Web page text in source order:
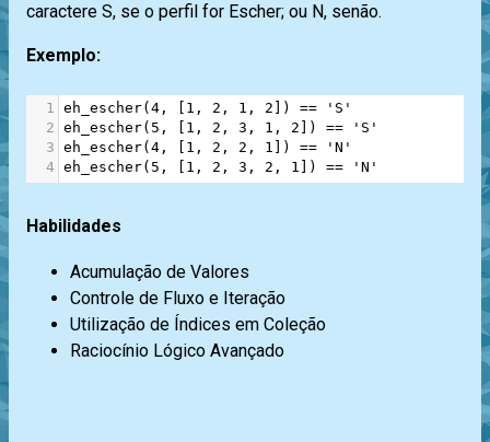
caractere S, se o perfil for Escher; ou N, senão.
Exemplo:
1 eh_escher( 4 , [ 1 , 2 , 1 , 2 ]) ==
'S'
2 eh_escher( 5 , [ 1 , 2 , 3 , 1 , 2 ]) ==
'S'
3 eh_escher( 4 , [ 1 , 2 , 2 , 1 ]) ==
'N'
4 eh_escher( 5 , [ 1 , 2 , 3 , 2 , 1 ]) == 'N'
Habilidades
Acumulação de Valores
Controle de Fluxo e Iteração
Utilização de Índices em Coleção
Raciocínio Lógico Avançado